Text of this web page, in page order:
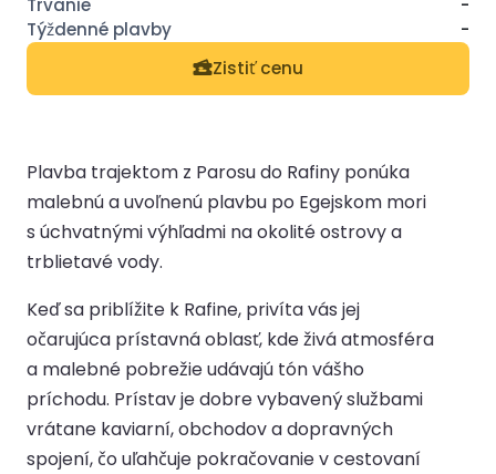
-
-
Zistiť cenu
Plavba trajektom z Parosu do Rafiny ponúka
malebnú a uvoľnenú plavbu po Egejskom mori
s úchvatnými výhľadmi na okolité ostrovy a
trblietavé vody.
Keď sa priblížite k Rafine, privíta vás jej
očarujúca prístavná oblasť, kde živá atmosféra
a malebné pobrežie udávajú tón vášho
príchodu. Prístav je dobre vybavený službami
vrátane kaviarní, obchodov a dopravných
spojení, čo uľahčuje pokračovanie v cestovaní